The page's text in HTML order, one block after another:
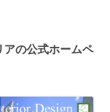
の公式ホームペ